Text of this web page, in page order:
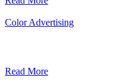
Color Advertising
Read More